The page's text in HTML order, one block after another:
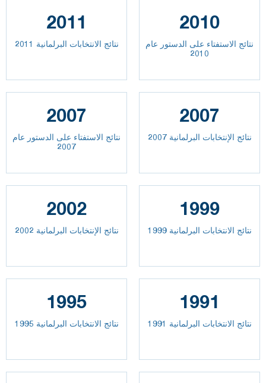
2011
نتائج الانتخابات البرلمانية 2011
2010
نتائج الاستفتاء على الدستور عام
2010
2007
نتائج الاستفتاء على الدستور عام
2007
2007
نتائج الإنتخابات البرلمانية 2007
2002
نتائج الإنتخابات البرلمانية 2002
1999
نتائج الانتخابات البرلمانية 1999
1995
نتائج الانتخابات البرلمانية 1995
1991
نتائج الانتخابات البرلمانية 1991